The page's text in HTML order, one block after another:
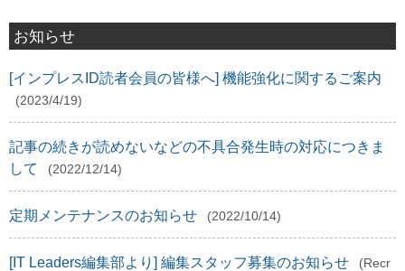
お知らせ
[インプレスID読者会員の皆様へ] 機能強化に関するご案内
(2023/4/19)
記事の続きが読めないなどの不具合発生時の対応につきま
して
(2022/12/14)
定期メンテナンスのお知らせ (2022/10/14)
[IT Leaders編集部より] 編集スタッフ募集のお知らせ
(Recr